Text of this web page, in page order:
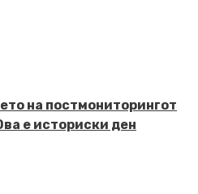
на постмониторингот
е историски ден